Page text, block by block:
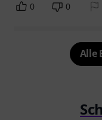
0 0
Alle